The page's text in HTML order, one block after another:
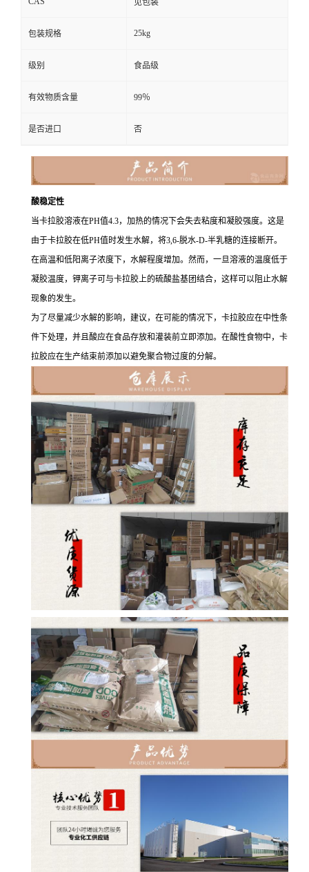
包装规格 25kg
级别 食品级
有效物质含量 99％
是否进口 否
酸稳定性
当卡拉胶溶液在PH值4.3，加热的情况下会失去粘度和凝胶强度。这是
由于卡拉胶在低PH值时发生水解，将3,6-脱水-D-半乳糖的连接断开。
在高温和低阳离子浓度下，水解程度增加。然而，一旦溶液的温度低于
凝胶温度，钾离子可与卡拉胶上的硫酸盐基团结合，这样可以阻止水解
现象的发生。
为了尽量减少水解的影响，建议，在可能的情况下，卡拉胶应在中性条
件下处理，并且酸应在食品存放和灌装前立即添加。在酸性食物中，卡
拉胶应在生产结束前添加以避免聚合物过度的分解。